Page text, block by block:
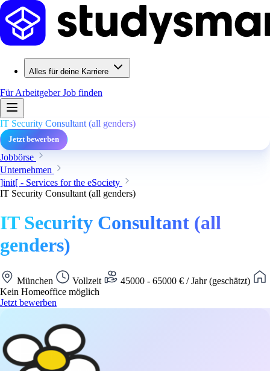
Alles für deine Karriere
Für ArbeitgeberJob finden
IT Security Consultant (all genders)
Jetzt bewerben
Jobbörse
Unternehmen
]init[ - Services for the eSociety
IT Security Consultant (all genders)
IT Security Consultant (all
genders)
München Vollzeit
45000 - 65000 € / Jahr (geschätzt)
Kein Homeoffice möglich
Jetzt bewerben